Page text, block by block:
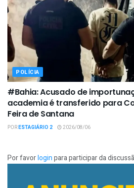
POLÍCIA
#Bahia: Acusado de
academia é transferido para
Feira de Santana
PORESTAGIÁRIO 2 2026/08/06
Por favorloginpara participar da